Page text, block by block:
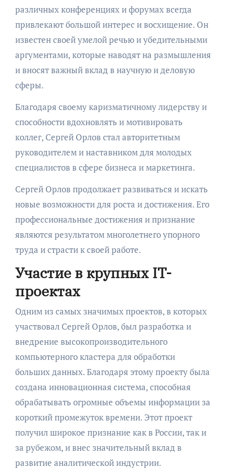
различных конференциях и форумах всегда
привлекают большой интерес и восхищение. Он
известен своей умелой речью и убедительными
аргументами, которые наводят на размышления
и вносят важный вклад в научную и деловую
сферы.
Благодаря своему каризматичному лидерству и
способности вдохновлять и мотивировать
коллег, Сергей Орлов стал авторитетным
руководителем и наставником для молодых
специалистов в сфере бизнеса и маркетинга.
Сергей Орлов продолжает развиваться и искать
новые возможности для роста и достижения. Его
профессиональные достижения и признание
являются результатом многолетнего упорного
труда и страсти к своей работе.
Участие в крупных IT-
проектах
Одним из самых значимых проектов, в которых
участвовал Сергей Орлов, был разработка и
внедрение высокопроизводительного
компьютерного кластера для обработки
больших данных. Благодаря этому проекту была
создана инновационная система, способная
обрабатывать огромные объемы информации за
короткий промежуток времени. Этот проект
получил широкое признание как в России, так и
за рубежом, и внес значительный вклад в
развитие аналитической индустрии.